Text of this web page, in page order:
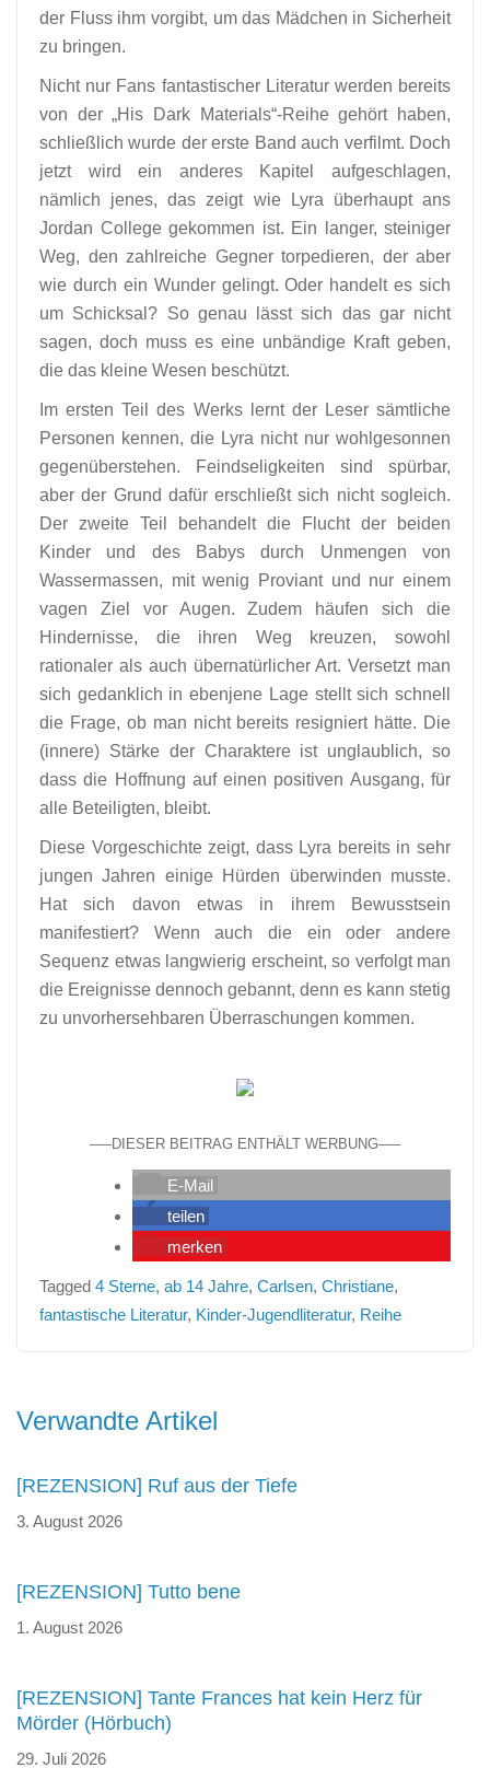
der Fluss ihm vorgibt, um das Mädchen in Sicherheit
zu bringen.
Nicht nur Fans fantastischer Literatur werden bereits
von der „His Dark Materials“-Reihe gehört haben,
schließlich wurde der erste Band auch verfilmt. Doch
jetzt wird ein anderes Kapitel aufgeschlagen,
nämlich jenes, das zeigt wie Lyra überhaupt ans
Jordan College gekommen ist. Ein langer, steiniger
Weg, den zahlreiche Gegner torpedieren, der aber
wie durch ein Wunder gelingt. Oder handelt es sich
um Schicksal? So genau lässt sich das gar nicht
sagen, doch muss es eine unbändige Kraft geben,
die das kleine Wesen beschützt.
Im ersten Teil des Werks lernt der Leser sämtliche
Personen kennen, die Lyra nicht nur wohlgesonnen
gegenüberstehen. Feindseligkeiten sind spürbar,
aber der Grund dafür erschließt sich nicht sogleich.
Der zweite Teil behandelt die Flucht der beiden
Kinder und des Babys durch Unmengen von
Wassermassen, mit wenig Proviant und nur einem
vagen Ziel vor Augen. Zudem häufen sich die
Hindernisse, die ihren Weg kreuzen, sowohl
rationaler als auch übernatürlicher Art. Versetzt man
sich gedanklich in ebenjene Lage stellt sich schnell
die Frage, ob man nicht bereits resigniert hätte. Die
(innere) Stärke der Charaktere ist unglaublich, so
dass die Hoffnung auf einen positiven Ausgang, für
alle Beteiligten, bleibt.
Diese Vorgeschichte zeigt, dass Lyra bereits in sehr
jungen Jahren einige Hürden überwinden musste.
Hat sich davon etwas in ihrem Bewusstsein
manifestiert? Wenn auch die ein oder andere
Sequenz etwas langwierig erscheint, so verfolgt man
die Ereignisse dennoch gebannt, denn es kann stetig
zu unvorhersehbaren Überraschungen kommen.
—–DIESER BEITRAG ENTHÄLT WERBUNG—–
E-Mail
teilen
merken
Tagged 4 Sterne, ab 14 Jahre, Carlsen, Christiane,
fantastische Literatur, Kinder-Jugendliteratur, Reihe
Verwandte Artikel
[REZENSION] Ruf aus der Tiefe
3. August 2026
[REZENSION] Tutto bene
1. August 2026
[REZENSION] Tante Frances hat kein Herz für
Mörder (Hörbuch)
29. Juli 2026
Beitragsnavigation